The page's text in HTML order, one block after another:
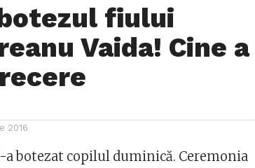
fiului
Vaida! Cine a
2016
a botezat copilul duminică. Ceremonia